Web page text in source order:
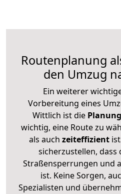
Routenplanung
den Umzug
Ein weiterer
Vorbereitung eines
Wittlich ist die
wichtig, eine Route zu
als auch zeiteffizient
sicherzustellen, dass
Straßensperrungen und
ist. Keine Sorgen,
Spezialisten und